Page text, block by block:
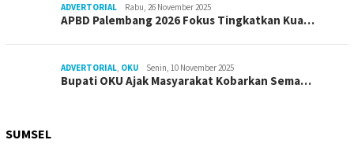
ADVERTORIAL Rabu, 26 November 2025
APBD Palembang 2026 Fokus Tingkatkan Kua…
ADVERTORIAL OKU Senin, 10 November 2025
Bupati OKU Ajak Masyarakat Kobarkan Sema…
SUMSEL